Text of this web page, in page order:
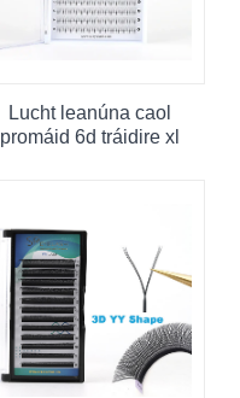
Lucht leanúna caol
promáid 6d tráidire xl